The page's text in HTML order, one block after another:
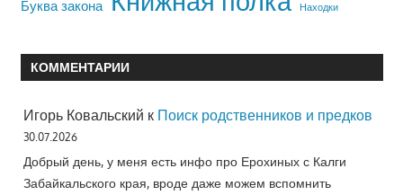
Буква закона Находки
КОММЕНТАРИИ
Игорь Ковальский к Поиск родственников и предков
30.07.2026
Добрый день, у меня есть инфо про Ерохиных с Калги
Забайкальского края, вроде даже можем вспомнить